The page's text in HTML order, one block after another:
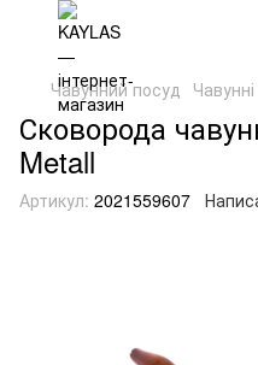
Чавунний посуд
Сковорода
Metall
Артикул: 2021559607